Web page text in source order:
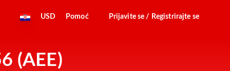
USD Pomoć Prijavite se / Registrirajte se
(AEE)